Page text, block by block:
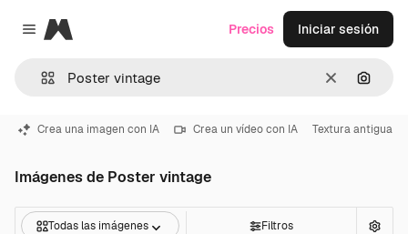
Close menu
Magnific
Borrar
Precios Iniciar sesión
Crea una imagen con IA Crea un vídeo con IA Textura antigua
Imágenes de Poster vintage
Todas las imágenes Filtros